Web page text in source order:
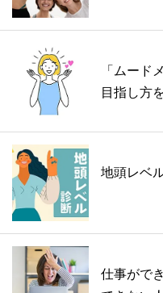
「ムード
目指し方
地頭レベ
仕事がで